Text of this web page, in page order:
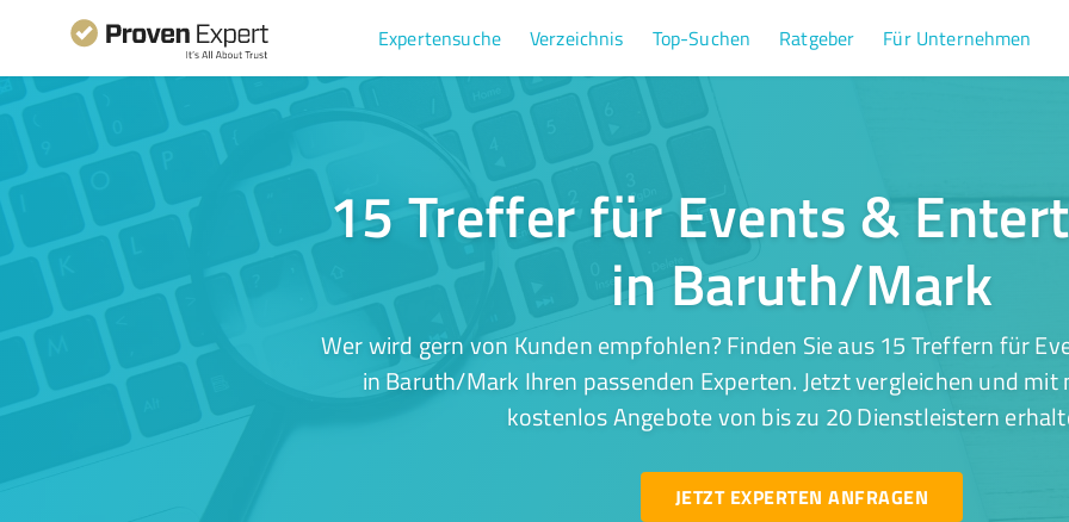
Expertensuche Verzeichnis Top-Suchen Ratgeber Für Unternehmen
15 Treffer für Events &
in Baruth/Mark
Wer wird gern von Kunden empfohlen? Finden Sie aus 15 Treffern für
in Baruth/Mark Ihren passenden Experten. Jetzt vergleichen und mit
kostenlos Angebote von bis zu 20 Dienstleistern
JETZT EXPERTEN ANFRAGEN